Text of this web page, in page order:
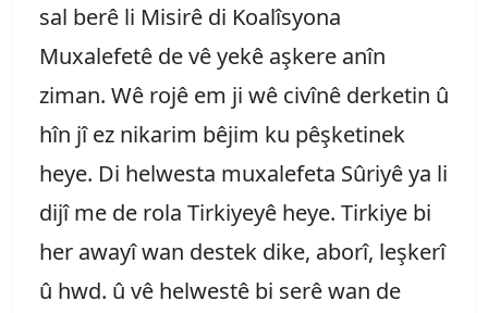
sal berê li Misirê di Koalîsyona
Muxalefetê de vê yekê aşkere anîn
ziman. Wê rojê em ji wê civînê derketin û
hîn jî ez nikarim bêjim ku pêşketinek
heye. Di helwesta muxalefeta Sûriyê ya li
dijî me de rola Tirkiyeyê heye. Tirkiye bi
her awayî wan destek dike, aborî, leşkerî
û hwd. û vê helwestê bi serê wan de